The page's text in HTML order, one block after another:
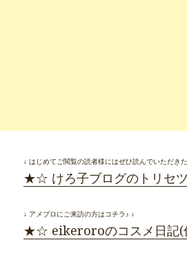
↓ はじめてご閲覧の読者様にはぜひ読んでいただき
★☆ けろ子ブログのトリセ
↓ アメブロにご来訪の方はコチラ♪ ↓
★☆ eikeroroのコスメ日